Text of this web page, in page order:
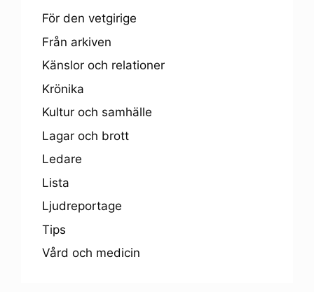
För den vetgirige
Från arkiven
Känslor och relationer
Krönika
Kultur och samhälle
Lagar och brott
Ledare
Lista
Ljudreportage
Tips
Vård och medicin